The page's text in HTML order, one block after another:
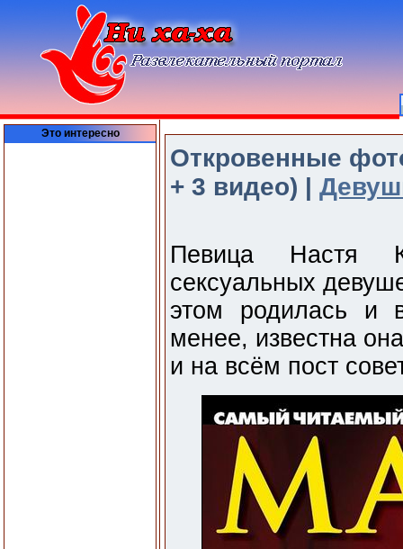
Это интересно
Откровенные
+ 3 видео) |
Певица Настя
сексуальных
этом родилась и
менее, известна
и на всём пост